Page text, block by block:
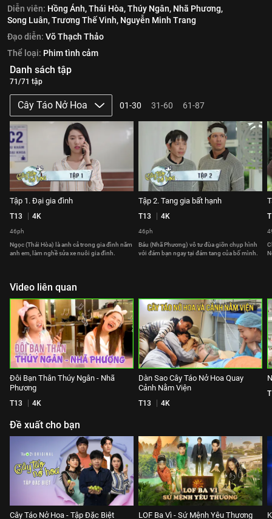
Diễn viên: Hồng Ánh,Thái Hòa,Thúy Ngân, Nhã Phương,
Song Luân,Trương Thế Vinh, Nguyễn Minh Trang
Đạo diễn: Võ Thạch Thảo
Thể loại: Phim tình cảm
Danh sách tập
71/71 tập
Cây Táo Nở Hoa 01-30 31-60 61-87
Tập 1. Đại gia đình
T13 4K
46ph
Ngọc (Thái Hòa) là anh cả trong gia đình năm
anh em, làm nghề sửa xe nuôi gia đình.
Tập 2. Tang gia bất hạnh
T13 4K
46ph
Báu (Nhã Phương) vô tư đùa giỡn chụp hình
với đám bạn ngay tại đám tang của bố mình.
Video liên quan
Đôi Bạn Thân Thúy Ngân - Nhã
Phương
T13 4K
Dàn Sao Cây Táo Nở Hoa Quay
Cảnh Nằm Viện
T13 4K
Đề xuất cho bạn
Cây Táo Nở Hoa - Tập Đặc Biệt LOF Ba Vì - Sứ Mệnh Yêu Thương